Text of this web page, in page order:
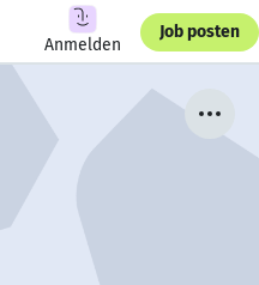
Anmelden
Job posten